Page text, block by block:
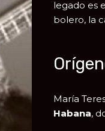
legado es
bolero, la
María
Habana,